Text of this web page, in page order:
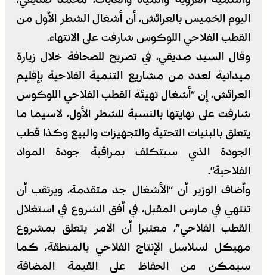
اليوم الخميس بالعرائش، أن أشغال الشطر الأول من
القطب الفلاحي اللوكوس شارفت على الانتهاء.
وقال السيد صديقي، في تصريح للصحافة خلال زيارة
ميدانية لعدد من مشاريع التنمية الفلاحية بإقليم
العرائش، إن “أشغال تهيئة القطب الفلاحي اللوكوس
شارفت على نهايتها بالنسبة للشطر الأول، لاسيما ما
يتعلق بالبنيات التحتية والتجهيزات والبيع وكذا قطب
الجودة الذي سيتكلف بمراقبة جودة المواد
الفلاحية”.
وأضاف الوزير أن “الأشغال جد متقدمة، ويرتقب أن
تنتهي في مارس المقبل، في أفق الشروع في استغلال
القطب الفلاحي”، معتبرا أن الامر يتعلق بمشروع
مهيكل لسلاسل الإنتاج الفلاحي بالمنطقة، كما
سيمكن من الحفاظ على القيمة المضافة